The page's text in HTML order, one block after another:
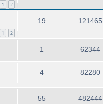
1 2
1 2
19 121465
1 62344
4 82280
55 482444